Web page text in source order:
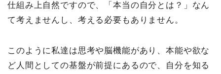
仕組み上自然ですので、「本当の自分とは？」なん
て考えませんし、考える必要もありません。
このように私達は思考や脳機能があり、本能や欲な
ど人間としての基盤が前提にあるので、自分を知る